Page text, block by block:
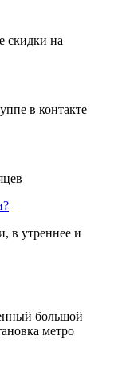
скидки на
в контакте
в утреннее и
большой
метро